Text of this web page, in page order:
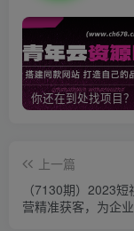
上一篇
（7130期）2023短
营精准获客，为企